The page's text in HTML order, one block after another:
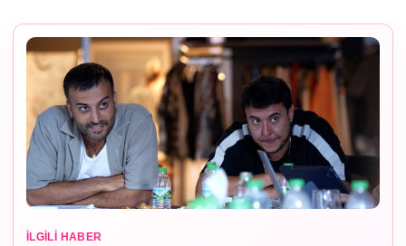
İLGILI HABER